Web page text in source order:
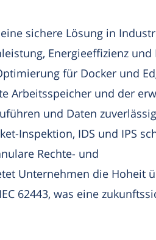
sichere Lösung in
Energieeffizienz und
für Docker und
Arbeitsspeicher und der
und Daten
Inspektion, IDS und IPS
Rechte- und
Unternehmen die Hoheit
62443, was eine